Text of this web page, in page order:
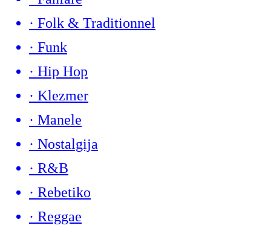
· Folk & Traditionnel
· Funk
· Hip Hop
· Klezmer
· Manele
· Nostalgija
· R&B
· Rebetiko
· Reggae